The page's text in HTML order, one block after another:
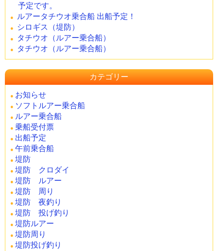
予定です。
ルアータチウオ乗合船 出船予定！
シロギス（堤防）
タチウオ（ルアー乗合船）
タチウオ（ルアー乗合船）
カテゴリー
お知らせ
ソフトルアー乗合船
ルアー乗合船
乗船受付票
出船予定
午前乗合船
堤防
堤防 クロダイ
堤防 ルアー
堤防 周り
堤防 夜釣り
堤防 投げ釣り
堤防ルアー
堤防周り
堤防投げ釣り